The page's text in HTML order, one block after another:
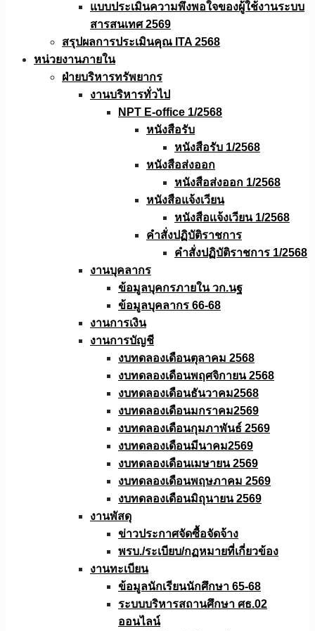
แบบประเมินความพึงพอใจของผู้ใช้งานระบบ
สารสนเทศ 2569
สรุปผลการประเมินคุณ ITA 2568
หน่วยงานภายใน
ฝ่ายบริหารทรัพยากร
งานบริหารทั่วไป
NPT E-office 1/2568
หนังสือรับ
หนังสือรับ 1/2568
หนังสือส่งออก
หนังสือส่งออก 1/2568
หนังสือแจ้งเวียน
หนังสือเเจ้งเวียน 1/2568
คำสั่งปฏิบัติราชการ
คำสั่งปฏิบัติราชการ 1/2568
งานบุคลากร
ข้อมูลบุคกรภายใน วก.นฐ
ข้อมูลบุคลากร 66-68
งานการเงิน
งานการบัญชี
งบทดลองเดือนตุลาคม 2568
งบทดลองเดือนพฤศจิกายน 2568
งบทดลองเดือนธันวาคม2568
งบทดลองเดือนมกราคม2569
งบทดลองเดือนกุมภาพันธ์ 2569
งบทดลองเดือนมีนาคม2569
งบทดลองเดือนเมษายน 2569
งบทดลองเดือนพฤษภาคม 2569
งบทดลองเดือนมิถุนายน 2569
งานพัสดุ
ข่าวประกาศจัดซื้อจัดจ้าง
พรบ./ระเบียบ/กฏหมายที่เกี่ยวข้อง
งานทะเบียน
ข้อมูลนักเรียนนักศึกษา 65-68
ระบบบริหารสถานศึกษา ศธ.02
ออนไลน์